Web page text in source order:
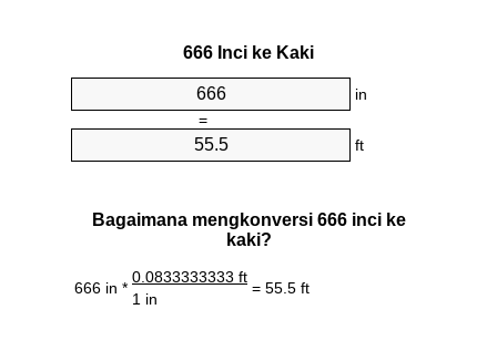
666 Inci ke Kaki
in
=
ft
Bagaimana mengkonversi 666 inci ke
kaki?
666 in *
0.0833333333 ft
= 55.5 ft
1 in